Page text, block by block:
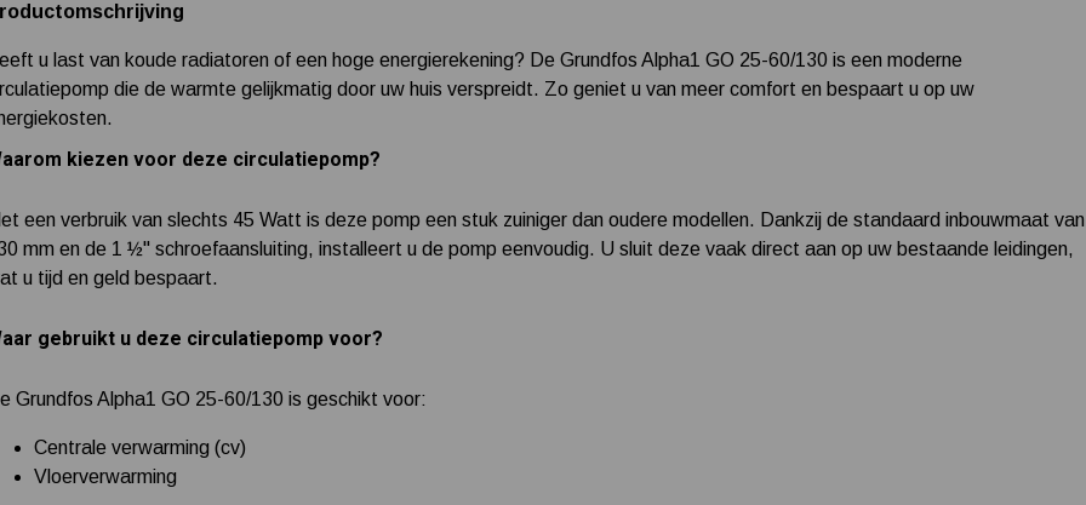
u last van koude radiatoren of een hoge energierekening? De Grundfos Alpha1 GO 25-60/130 is een moderne
die de warmte gelijkmatig door uw huis verspreidt. Zo geniet u van meer comfort en bespaart u op uw
kiezen voor deze circulatiepomp?
een verbruik van slechts 45 Watt is deze pomp een stuk zuiniger dan oudere modellen. Dankzij de standaard inbouwmaat van
mm en de 1 ½" schroefaansluiting, installeert u de pomp eenvoudig. U sluit deze vaak direct aan op uw bestaande leidingen,
u tijd en geld bespaart.
gebruikt u deze circulatiepomp voor?
Grundfos Alpha1 GO 25-60/130 is geschikt voor:
Centrale verwarming (cv)
Vloerverwarming